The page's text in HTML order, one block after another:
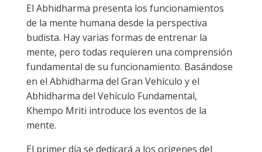
El Abhidharma presenta los funcionamientos
de la mente humana desde la perspectiva
budista. Hay varias formas de entrenar la
mente, pero todas requieren una comprensión
fundamental de su funcionamiento. Basándose
en el Abhidharma del Gran Vehículo y el
Abhidharma del Vehículo Fundamental,
Khempo Mriti introduce los eventos de la
mente.
El primer día se dedicará a los orígenes del